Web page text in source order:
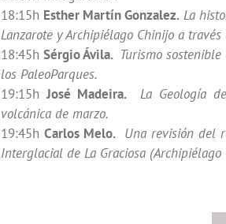
18:15h Esther Martín Gonzalez. La
Lanzarote y Archipiélago Chinijo a
18:45hSérgio Ávila. Turismo
los PaleoParques.
19:15hJosé Madeira.
La Geología
volcánica de marzo.
19:45h Carlos Melo. Una revisión del
Interglacial de La Graciosa (Archipiélago